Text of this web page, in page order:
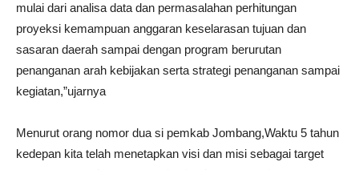
mulai dari analisa data dan permasalahan perhitungan
proyeksi kemampuan anggaran keselarasan tujuan dan
sasaran daerah sampai dengan program berurutan
penanganan arah kebijakan serta strategi penanganan sampai
kegiatan,”ujarnya
Menurut orang nomor dua si pemkab Jombang,Waktu 5 tahun
kedepan kita telah menetapkan visi dan misi sebagai target